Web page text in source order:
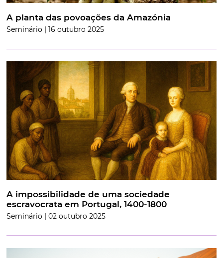
A planta das povoações da Amazónia
Seminário | 16 outubro 2025
A impossibilidade de uma sociedade
escravocrata em Portugal, 1400-1800
Seminário | 02 outubro 2025